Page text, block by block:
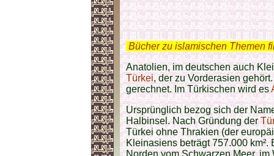
Bücher zu islamischen Themen
Anatolien, im deutschen auch
Türkei, der zu Vorderasien
gerechnet. Im Türkischen wird es
Ursprünglich bezog sich der
Halbinsel. Nach Gründung der
Türkei ohne Thrakien (der
Kleinasiens beträgt 757.000
Norden vom Schwarzen Meer,